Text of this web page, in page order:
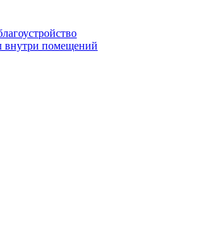
внутри помещений